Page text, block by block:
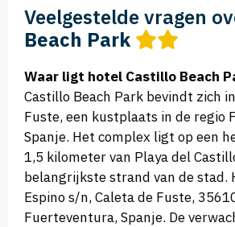
Veelgestelde vragen
Beach Park
Waar ligt hotel Castillo Beach
Castillo Beach Park bevindt zich
Fuste, een kustplaats in de regio
Spanje. Het complex ligt op een
1,5 kilometer van Playa del
belangrijkste strand van de stad.
Espino s/n, Caleta de Fuste,
Fuerteventura, Spanje. De